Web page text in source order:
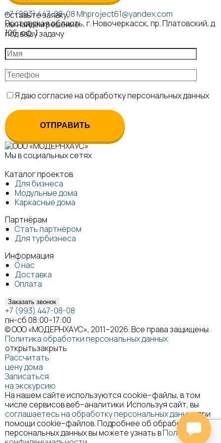
+7 (993) 447-08-08 Mhproject61@yandex.com
Ростовская область, г. Новочеркасск, пр. Платовский, д.
106, оф. 1
Оставьте заявку,
мы найдём решение
под вашу задачу
Я даю согласие на обработку персональных данных
Мы в социальных сетях
Каталог проектов
Для бизнеса
Модульные дома
Каркасные дома
Партнёрам
Стать партнёром
Для турбизнеса
Информация
О нас
Доставка
Оплата
Заказать звонок
+7 (993) 447-08-08
пн-сб 08:00–17:00
© ООО «МОДЕРНХАУС», 2011–2026. Все права защищены.
Политика обработки персональных данных
открытьзакрыть
Рассчитать
цену дома
Записаться
на экскурсию
На нашем сайте используются cookie–файлы, в том
числе сервисов веб–аналитики. Используя сайт, вы
соглашаетесь на обработку персональных данныхпри
помощи cookie–файлов. Подробнее об обработке
персональных данных вы можете узнать вПолитике